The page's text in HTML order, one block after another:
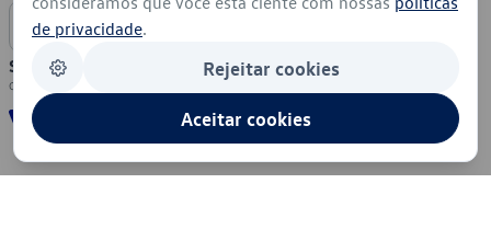
Segurança
de privacidade.
Rejeitar cookies
Aceitar cookies